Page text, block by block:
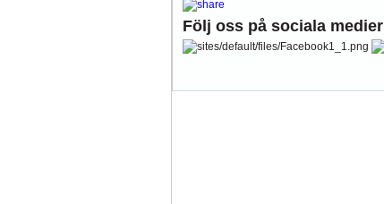
Följ oss på sociala medier